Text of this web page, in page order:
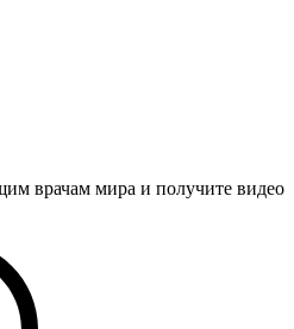
врачам мира и получите видео